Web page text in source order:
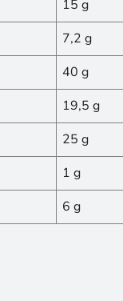
15 g
7,2 g
40 g
19,5 g
25 g
1 g
6 g